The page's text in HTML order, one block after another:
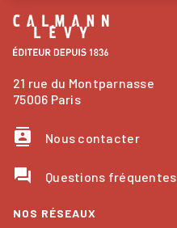
21 rue du Montparnasse
75006 Paris
contacts Nous contacter
question_answer Questions fréquentes
NOS RÉSEAUX